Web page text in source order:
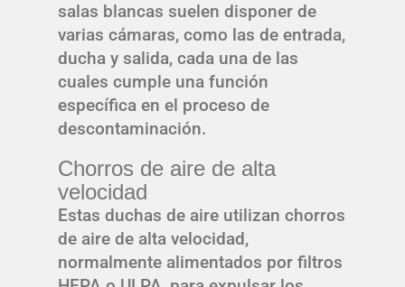
salas blancas suelen disponer de
varias cámaras, como las de entrada,
ducha y salida, cada una de las
cuales cumple una función
específica en el proceso de
descontaminación.
Chorros de aire de alta
velocidad
Estas duchas de aire utilizan chorros
de aire de alta velocidad,
normalmente alimentados por filtros